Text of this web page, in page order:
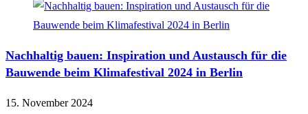
Nachhaltig bauen: Inspiration und Austausch für die
Bauwende beim Klimafestival 2024 in Berlin
15. November 2024